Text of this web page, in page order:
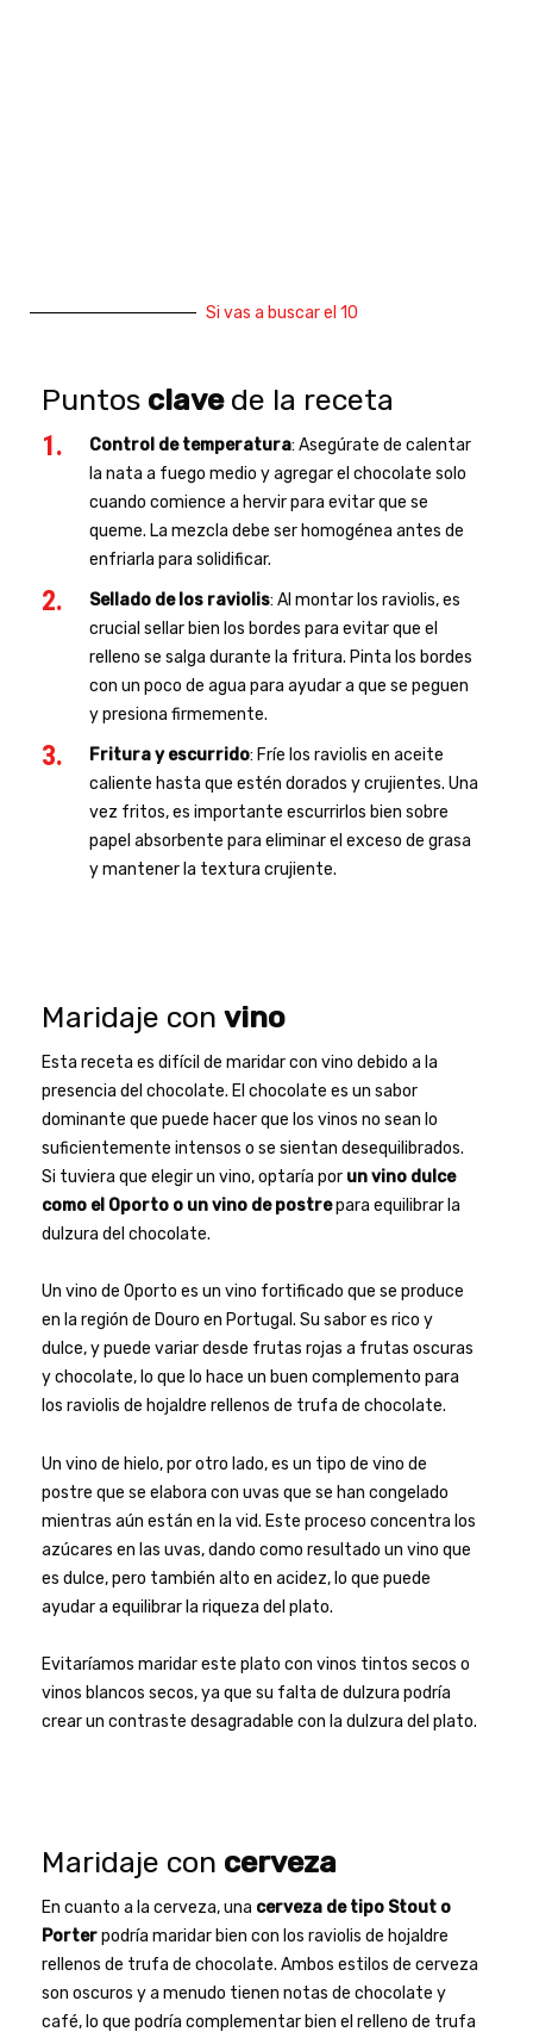
Si vas a buscar el 10
Puntos clavede la receta
Control de temperatura: Asegúrate de calentar
la nata a fuego medio y agregar el chocolate solo
cuando comience a hervir para evitar que se
queme. La mezcla debe ser homogénea antes de
enfriarla para solidificar.
Sellado de los raviolis: Al montar los raviolis, es
crucial sellar bien los bordes para evitar que el
relleno se salga durante la fritura. Pinta los bordes
con un poco de agua para ayudar a que se peguen
y presiona firmemente.
Fritura y escurrido: Fríe los raviolis en aceite
caliente hasta que estén dorados y crujientes. Una
vez fritos, es importante escurrirlos bien sobre
papel absorbente para eliminar el exceso de grasa
y mantener la textura crujiente.
Maridaje con vino
Esta receta es difícil de maridar con vino debido a la
presencia del chocolate. El chocolate es un sabor
dominante que puede hacer que los vinos no sean lo
suficientemente intensos o se sientan desequilibrados.
Si tuviera que elegir un vino, optaría por un vino dulce
como el Oporto o un vino de postrepara equilibrar la
dulzura del chocolate.
Un vino de Oporto es un vino fortificado que se produce
en la región de Douro en Portugal. Su sabor es rico y
dulce, y puede variar desde frutas rojas a frutas oscuras
y chocolate, lo que lo hace un buen complemento para
los raviolis de hojaldre rellenos de trufa de chocolate.
Un vino de hielo, por otro lado, es un tipo de vino de
postre que se elabora con uvas que se han congelado
mientras aún están en la vid. Este proceso concentra los
azúcares en las uvas, dando como resultado un vino que
es dulce, pero también alto en acidez, lo que puede
ayudar a equilibrar la riqueza del plato.
Evitaríamos maridar este plato con vinos tintos secos o
vinos blancos secos, ya que su falta de dulzura podría
crear un contraste desagradable con la dulzura del plato.
Maridaje con cerveza
En cuanto a la cerveza, una cerveza de tipo Stout o
Porterpodría maridar bien con los raviolis de hojaldre
rellenos de trufa de chocolate. Ambos estilos de cerveza
son oscuros y a menudo tienen notas de chocolate y
café, lo que podría complementar bien el relleno de trufa